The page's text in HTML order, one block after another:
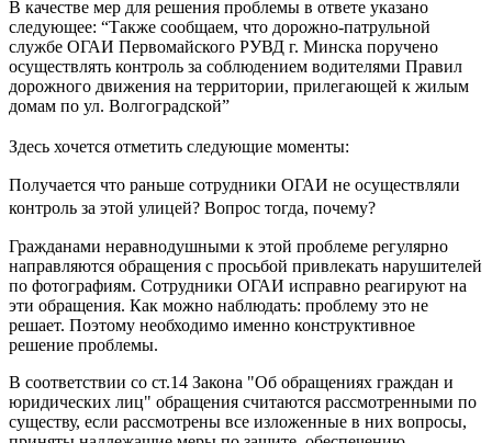
В качестве мер для решения проблемы в ответе указано
следующее: “Также сообщаем, что дорожно-патрульной
службе ОГАИ Первомайского РУВД г. Минска поручено
осуществлять контроль за соблюдением водителями Правил
дорожного движения на территории, прилегающей к жилым
домам по ул. Волгоградской”
Здесь хочется отметить следующие моменты:
Получается что раньше сотрудники ОГАИ не осуществляли
контроль за этой улицей? Вопрос тогда, почему?
Гражданами неравнодушными к этой проблеме регулярно
направляются обращения с просьбой привлекать нарушителей
по фотографиям. Сотрудники ОГАИ исправно реагируют на
эти обращения. Как можно наблюдать: проблему это не
решает. Поэтому необходимо именно конструктивное
решение проблемы.
В соответствии со ст.14 Закона "Об обращениях граждан и
юридических лиц" обращения считаются рассмотренными по
существу, если рассмотрены все изложенные в них вопросы,